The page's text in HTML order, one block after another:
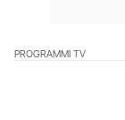
PROGRAMMI TV